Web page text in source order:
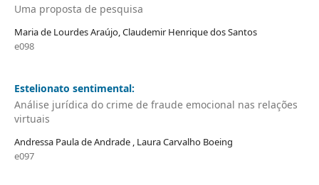
Uma proposta de pesquisa
Maria de Lourdes Araújo, Claudemir Henrique dos Santos
e098
Estelionato sentimental:
Análise jurídica do crime de fraude emocional nas relações
virtuais
Andressa Paula de Andrade , Laura Carvalho Boeing
e097